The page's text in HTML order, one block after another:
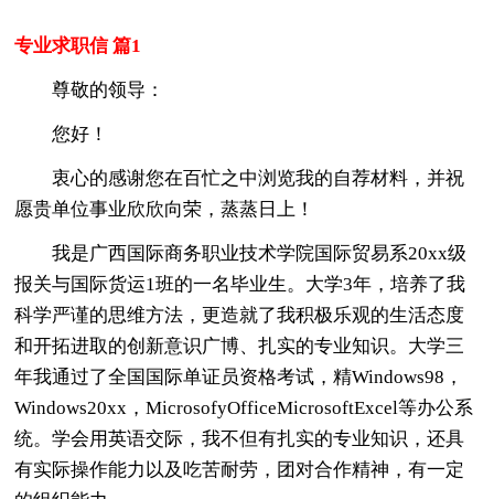
专业求职信 篇1
尊敬的领导：
您好！
衷心的感谢您在百忙之中浏览我的自荐材料，并祝
愿贵单位事业欣欣向荣，蒸蒸日上！
我是广西国际商务职业技术学院国际贸易系20xx级
报关与国际货运1班的一名毕业生。大学3年，培养了我
科学严谨的思维方法，更造就了我积极乐观的生活态度
和开拓进取的创新意识广博、扎实的专业知识。大学三
年我通过了全国国际单证员资格考试，精Windows98，
Windows20xx，MicrosofyOfficeMicrosoftExcel等办公系
统。学会用英语交际，我不但有扎实的专业知识，还具
有实际操作能力以及吃苦耐劳，团对合作精神，有一定